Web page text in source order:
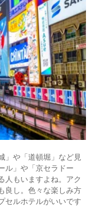
」や「道頓堀」など見
ル」や「京セラドー
人もいますよね。アク
良し。色々な楽しみ方
セルホテルがいいです